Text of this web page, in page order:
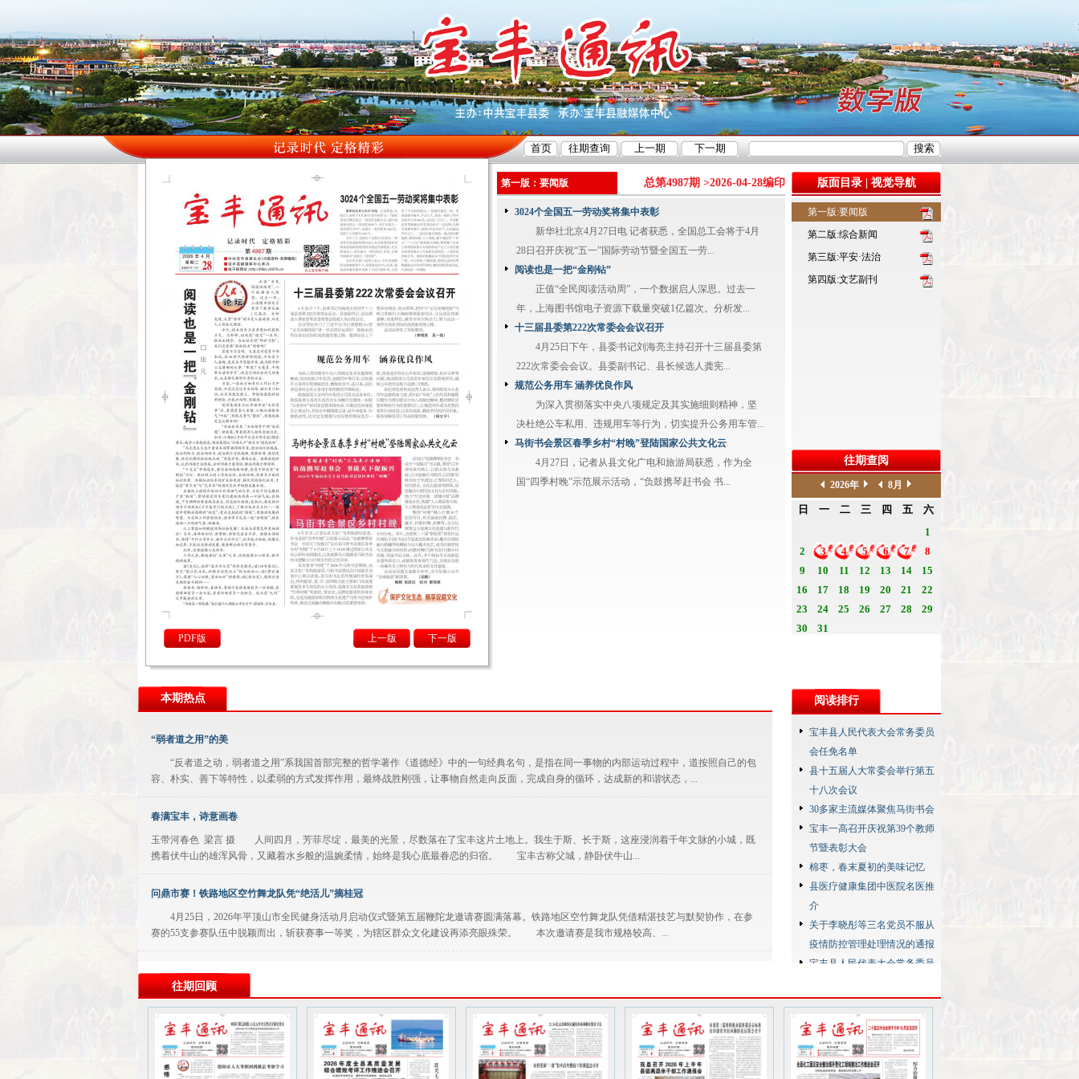
PDF版 下一版
上一版
第一版：要闻版 总第4987期 >2026-04-28编印
3024个全国五一劳动奖将集中表彰
新华社北京4月27日电 记者获悉，全国总工会将于4月
28日召开庆祝“五一”国际劳动节暨全国五一劳...
阅读也是一把“金刚钻”
正值“全民阅读活动周”，一个数据启人深思。过去一
年，上海图书馆电子资源下载量突破1亿篇次。分析发...
十三届县委第222次常委会会议召开
4月25日下午，县委书记刘海亮主持召开十三届县委第
222次常委会会议。县委副书记、县长候选人龚宪...
规范公务用车 涵养优良作风
为深入贯彻落实中央八项规定及其实施细则精神，坚
决杜绝公车私用、违规用车等行为，切实提升公务用车管...
马街书会景区春季乡村“村晚”登陆国家公共文化云
4月27日，记者从县文化广电和旅游局获悉，作为全
国“四季村晚”示范展示活动，“负鼓携琴赶书会 书...
版面目录|视觉导航
第一版:要闻版
第二版:综合新闻
第三版:平安·法治
第四版:文艺副刊
往期查阅
阅读排行
宝丰县人民代表大会常务委员
会任免名单
县十五届人大常委会举行第五
十八次会议
30多家主流媒体聚焦马街书会
宝丰一高召开庆祝第39个教师
节暨表彰大会
棉枣，春末夏初的美味记忆
县医疗健康集团中医院名医推
介
关于李晓彤等三名党员不服从
疫情防控管理处理情况的通报
宝丰县人民代表大会常务委员
宝丰县第十六届人民代表大会
第二次会议公告
韩庄村：一块神奇土地的古今
传奇
本期热点
“弱者道之用”的美
“反者道之动，弱者道之用”系我国首部完整的哲学著作《道德经》中的一句经典名句，是指在同一事物的内部运动过程中，道按照自己的包
容、朴实、善下等特性，以柔弱的方式发挥作用，最终战胜刚强，让事物自然走向反面，完成自身的循环，达成新的和谐状态，...
春满宝丰，诗意画卷
玉带河春色 梁言 摄 人间四月，芳菲尽绽，最美的光景，尽数落在了宝丰这片土地上。我生于斯、长于斯，这座浸润着千年文脉的小城，既
携着伏牛山的雄浑风骨，又藏着水乡般的温婉柔情，始终是我心底最眷恋的归宿。 宝丰古称父城，静卧伏牛山...
问鼎市赛！铁路地区空竹舞龙队凭“绝活儿”摘桂冠
4月25日，2026年平顶山市全民健身活动月启动仪式暨第五届鞭陀龙邀请赛圆满落幕。铁路地区空竹舞龙队凭借精湛技艺与默契协作，在参
赛的55支参赛队伍中脱颖而出，斩获赛事一等奖，为辖区群众文化建设再添亮眼殊荣。 本次邀请赛是我市规格较高、...
迎“五一”
世上最雄浑的乐章，是劳动的号声 在五月的大地上 劳动的号子以原始的野性 唱得大地轰鸣 唱得人心滚烫 这奋进的劳动之歌 将湿漉漉的汗水和
共同信念 拧成一个坚定不...
规范公务用车 涵养优良作风
为深入贯彻落实中央八项规定及其实施细则精神，坚决杜绝公车私用、违规用车等行为，切实提升公务用车管理规范化、精细化水平，连日
往期回顾